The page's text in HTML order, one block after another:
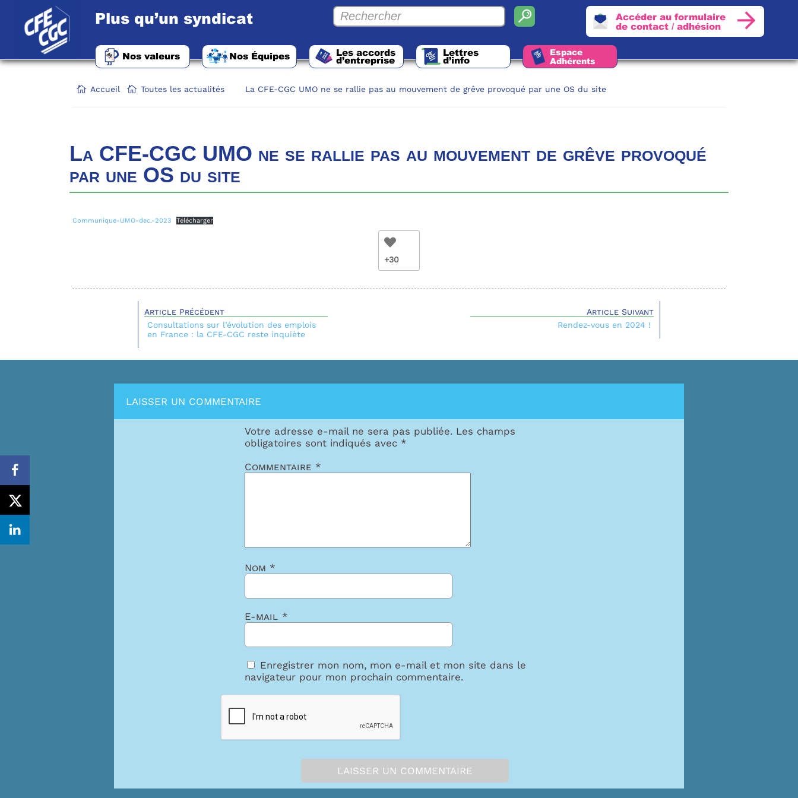
Plus qu’un syndicat Accéder au formulaire
de contact / adhésion
Nos valeurs Nos Équipes Les accords
d’entreprise
Lettres
d’info
Espace
Adhérents
Accueil Toutes les actualités La CFE-CGC UMO ne se rallie pas au mouvement de grêve provoqué par une OS du site
La CFE-CGC UMO ne se rallie pas au mouvement de grêve provoqué
par une OS du site
Communique-UMO-dec.-2023 Télécharger
+30
Article Précédent
Consultations sur l’évolution des emplois
en France : la CFE-CGC reste inquiète
Article Suivant
Rendez-vous en 2024 !
LAISSER UN COMMENTAIRE
Votre adresse e-mail ne sera pas publiée. Les champs
obligatoires sont indiqués avec *
Commentaire *
Nom *
E-mail *
Enregistrer mon nom, mon e-mail et mon site dans le
navigateur pour mon prochain commentaire.